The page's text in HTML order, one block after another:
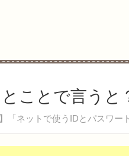
ことで言うと
ネットで使うIDとパスワー